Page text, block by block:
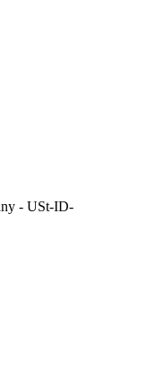
- USt-ID-